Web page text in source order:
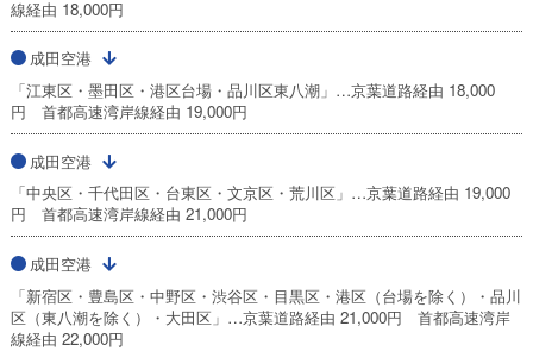
線経由 18,000円
成田空港
「江東区・墨田区・港区台場・品川区東八潮」…京葉道路経由 18,000
円 首都高速湾岸線経由 19,000円
成田空港
「中央区・千代田区・台東区・文京区・荒川区」…京葉道路経由 19,000
円 首都高速湾岸線経由 21,000円
成田空港
「新宿区・豊島区・中野区・渋谷区・目黒区・港区（台場を除く）・品川
区（東八潮を除く）・大田区」…京葉道路経由 21,000円 首都高速湾岸
線経由 22,000円